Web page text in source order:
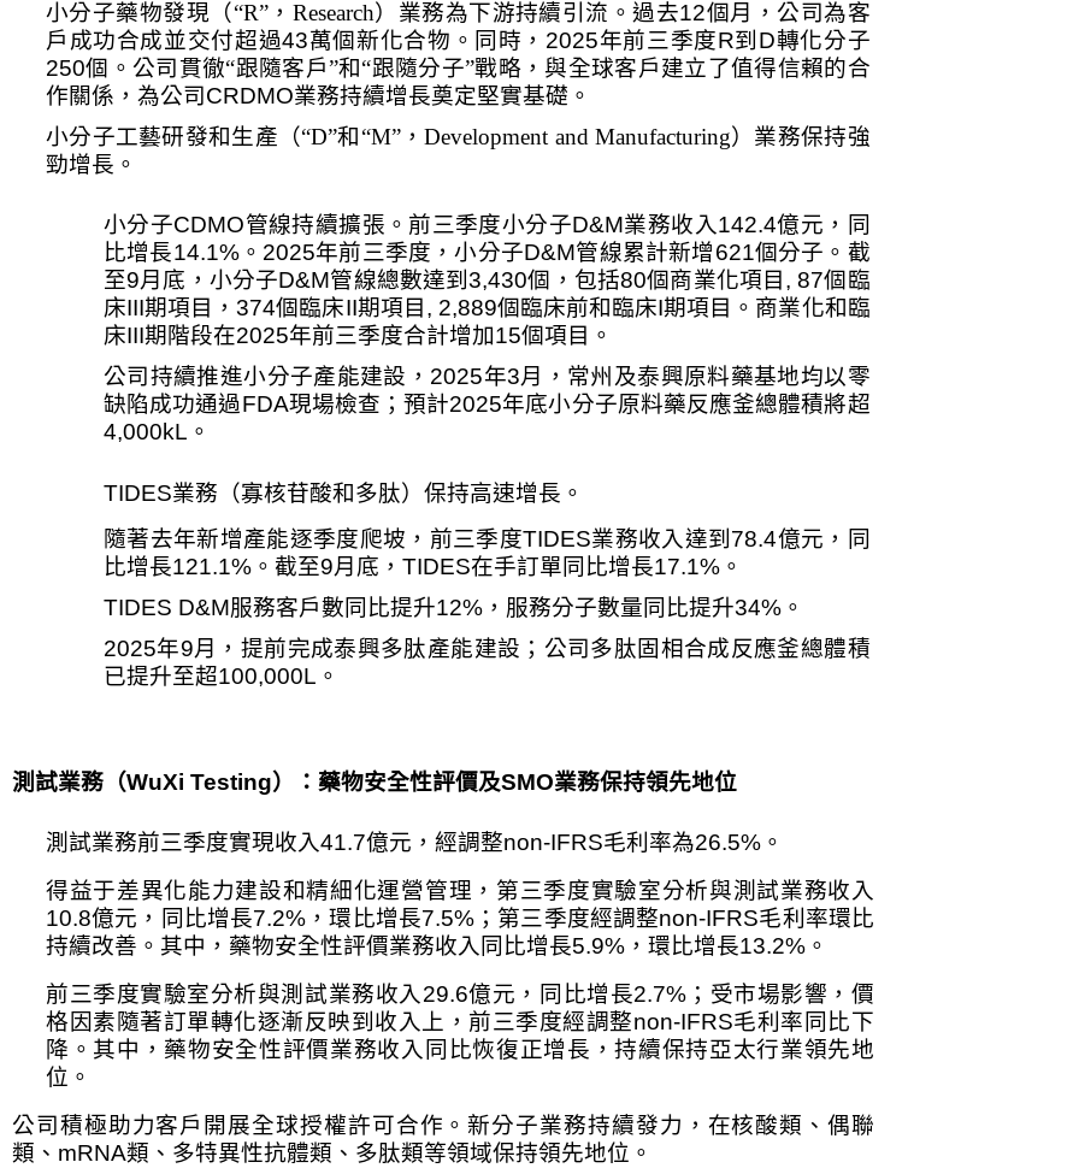
小分子藥物發現（“R”， Research）業務為下游持續引流。過去12個月，公司為客
戶成功合成並交付超過43萬個新化合物。同時， 2025年前三季度R到 D轉化分子
250個。公司貫徹“跟隨客戶”和“跟隨分子”戰略，與全球客戶建立了值得信賴的合
作關係，為公司CRDMO業務持續增長奠定堅實基礎。
小分子工藝研發和生產（“D”和“M”，Development and Manufacturing）業務保持強
勁增長。
小分子CDMO管線持續擴張。前三季度小分子D&M業務收入142.4億元，同
比增長14.1%。 2025年前三季度，小分子D&M管線累計新增621個分子。截
至9月底，小分子D&M管線總數達到3,430個，包括80個商業化項目 , 87個臨
床III期項目，374個臨床II期項目 , 2,889個臨床前和臨床I期項目。商業化和臨
床III期階段在2025年前三季度合計增加15個項目。
公司持續推進小分子產能建設， 2025年3月，常州及泰興原料藥基地均以零
缺陷成功通過FDA現場檢查；預計2025年底小分子原料藥反應釜總體積將超
4,000kL 。
TIDES業務（寡核苷酸和多肽）保持高速增長。
隨著去年新增產能逐季度爬坡，前三季度TIDES業務收入達到 78.4億元，同
比增長121.1% 。截至9月底， TIDES在手訂單同比增長17.1% 。
TIDES D&M服務客戶數同比提升12% ，服務分子數量同比提升34% 。
2025年9月，提前完成泰興多肽產能建設；公司多肽固相合成反應釜總體積
已提升至超100,000L 。
測試業務（WuXi Testing）：藥物安全性評價及SMO業務保持領先地位
測試業務前三季度實現收入41.7億元，經調整non-IFRS毛利率為26.5% 。
得益于差異化能力建設和精細化運營管理，第三季度實驗室分析與測試業務收入
10.8億元，同比增長7.2% ，環比增長7.5% ；第三季度經調整non-IFRS毛利率環比
持續改善。其中，藥物安全性評價業務收入同比增長5.9% ，環比增長13.2% 。
前三季度實驗室分析與測試業務收入 29.6億元，同比增長2.7% ；受市場影響，價
格因素隨著訂單轉化逐漸反映到收入上，前三季度經調整non-IFRS毛利率同比下
降。其中，藥物安全性評價業務收入同比恢復正增長，持續保持亞太行業領先地
位。
公司積極助力客戶開展全球授權許可合作。新分子業務持續發力，在核酸類、偶聯
類、 mRNA類、多特異性抗體類、多肽類等領域保持領先地位。